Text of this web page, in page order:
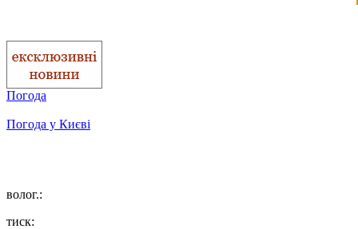
Погода
Погода у Києві
волог.:
тиск: